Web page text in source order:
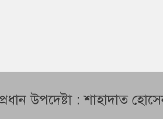
উপদেষ্টা : শাহাদাত